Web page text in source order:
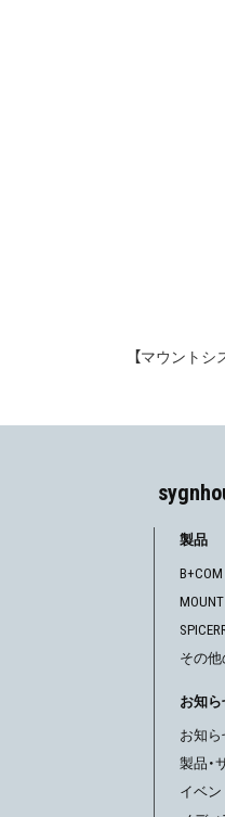
投
【マウント
製品
B+COM
その他
お知ら
お知ら
製品・
イベン